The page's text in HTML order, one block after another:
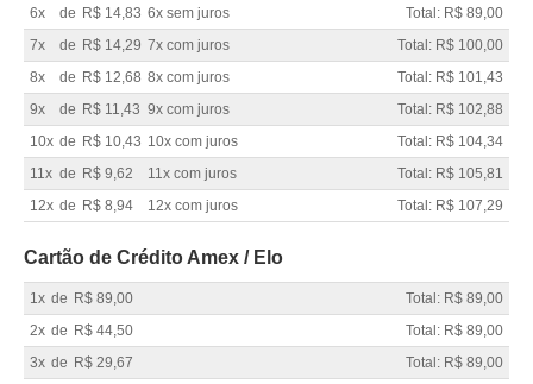
6x
de R$ 14,83 6x sem juros
Total: R$ 89,00
7x
de R$ 14,29 7x com juros
Total: R$ 100,00
8x
de R$ 12,68 8x com juros
Total: R$ 101,43
9x
de R$ 11,43 9x com juros
Total: R$ 102,88
10x de R$ 10,43 10x com juros
Total: R$ 104,34
11x de R$ 9,62 11x com juros
Total: R$ 105,81
12x de R$ 8,94 12x com juros Total: R$ 107,29
Cartão de Crédito Amex / Elo
1x de R$ 89,00
Total: R$ 89,00
2x de R$ 44,50
Total: R$ 89,00
3x de R$ 29,67
Total: R$ 89,00